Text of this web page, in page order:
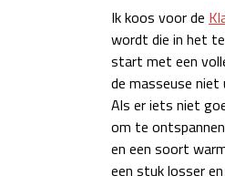
Ik koos voor de
wordt die in het
start met een
de masseuse
Als er iets niet
om te
en een soort
een stuk losser en